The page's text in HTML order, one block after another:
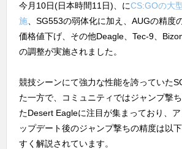
今月10日(日本時間11日)、にCS:GOの大
施、SG553の弱体化に加え、AUGの精度
価格値下げ、その他Deagle、Tec-9、
の調整が実施されました。
競技シーンにて強力な性能を誇っていた
た一方で、コミュニティではジャンプ撃
たDesert Eagleに注目が集まっており、
ップデート後のジャンプ撃ちの精度は以
すく解説されています。